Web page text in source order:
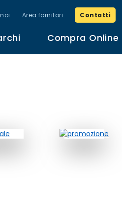
Area fornitori Contatti
Compra Online